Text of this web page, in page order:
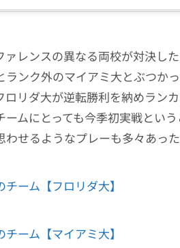
ァレンスの異なる両校が対決し
ランク外のマイアミ大とぶつか
ロリダ大が逆転勝利を納めラン
ムにとっても今季初実戦とい
せるようなプレーも多々あった
ーム【フロリダ大】
ーム【マイアミ大】